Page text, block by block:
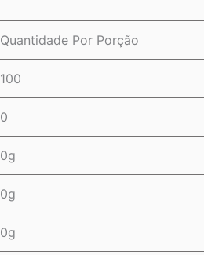
Quantidade Por Porção
100
0
0g
0g
0g